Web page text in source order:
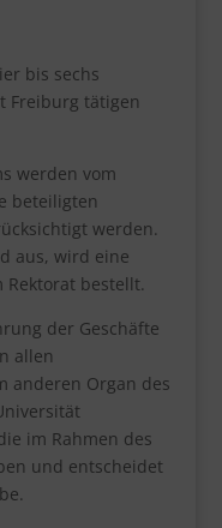
bis sechs
Freiburg tätigen
werden vom
beteiligten
werden.
aus, wird eine
bestellt.
der Geschäfte
allen
anderen Organ des
im Rahmen des
und entscheidet